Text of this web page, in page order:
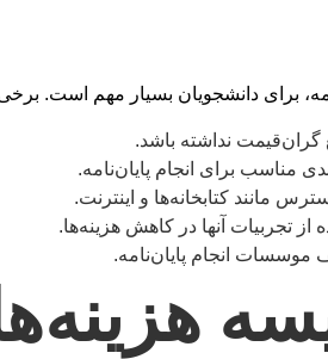
برای دانشجویان بسیار مهم است. برخی
گران‌قیمت نداشته باشد.
مناسب برای انجام پایان‌نامه.
مانند کتابخانه‌ها و اینترنت.
از تجربیات آنها در کاهش هزینه‌ها.
انجام پایان‌نامه.